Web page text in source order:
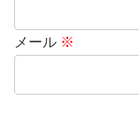
メール ※